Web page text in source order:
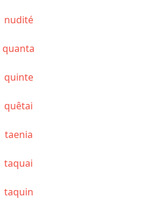
nudité
quanta
quinte
quêtai
taenia
taquai
taquin